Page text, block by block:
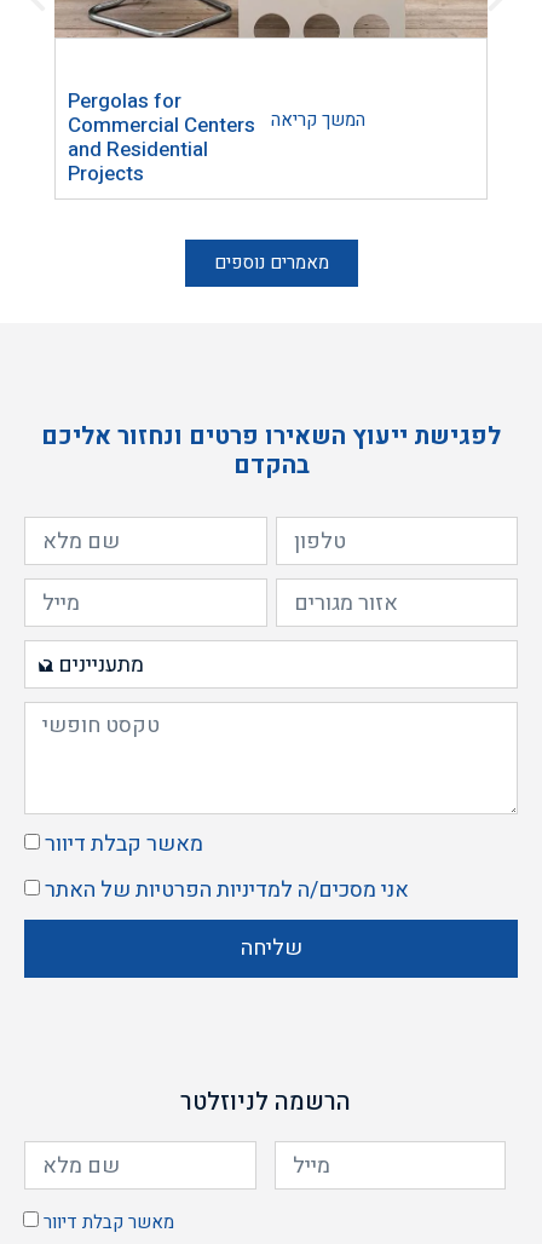
Pergolas for
Commercial Centers
and Residential
Projects
המשך קריאה
מאמרים נוספים
לפגישת ייעוץ השאירו פרטים ונחזור אליכם
בהקדם
מאשר קבלת דיוור
אני מסכים/ה למדיניות הפרטיותשל האתר
שליחה
הרשמה לניוזלטר
מאשר קבלת דיוור